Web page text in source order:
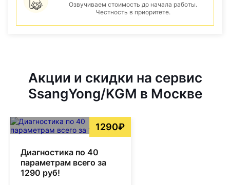
Озвучиваем стоимость до начала работы.
Честность в приоритете.
Акции и скидки на сервис
SsangYong/KGM в Москве
1290₽
Диагностика по 40
параметрам всего за
1290 руб!